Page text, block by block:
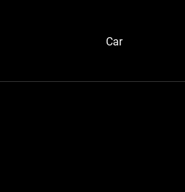
Car